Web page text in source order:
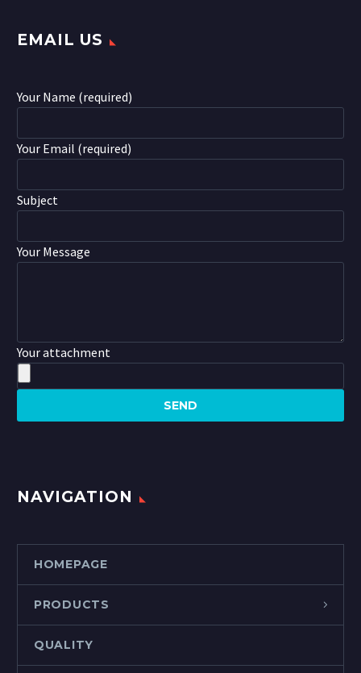
EMAIL US
Your Name (required)
Your Email (required)
Subject
Your Message
Your attachment
NAVIGATION
HOMEPAGE
PRODUCTS
QUALITY